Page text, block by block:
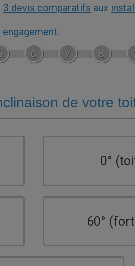
3 devis comparatifs aux
6 7 8
de votre
0°
60°